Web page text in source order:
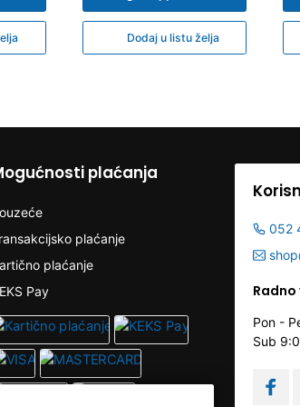
Dodaj u listu želja
plaćanja
plaćanje
plaćanje
Pay
052
Pon -
Sub